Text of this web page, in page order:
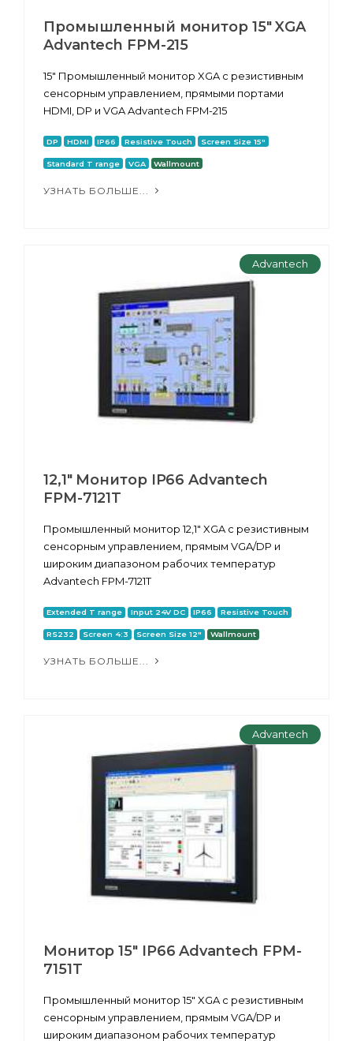
Промышленный монитор 15" XGA
Advantech FPM-215
15" Промышленный монитор XGA с резистивным
сенсорным управлением, прямыми портами
HDMI, DP и VGA Advantech FPM-215
DP HDMI IP66 Resistive Touch Screen Size 15"
Standard T range VGA Wallmount
УЗНАТЬ БОЛЬШЕ...
Advantech
12,1" Монитор IP66 Advantech
FPM-7121T
Промышленный монитор 12,1" XGA с резистивным
сенсорным управлением, прямым VGA/DP и
широким диапазоном рабочих температур
Advantech FPM-7121T
Extended T range Input 24V DC IP66 Resistive Touch
RS232 Screen 4:3 Screen Size 12" Wallmount
УЗНАТЬ БОЛЬШЕ...
Advantech
Монитор 15" IP66 Advantech FPM-
7151T
Промышленный монитор 15" XGA с резистивным
сенсорным управлением, прямым VGA/DP и
широким диапазоном рабочих температур